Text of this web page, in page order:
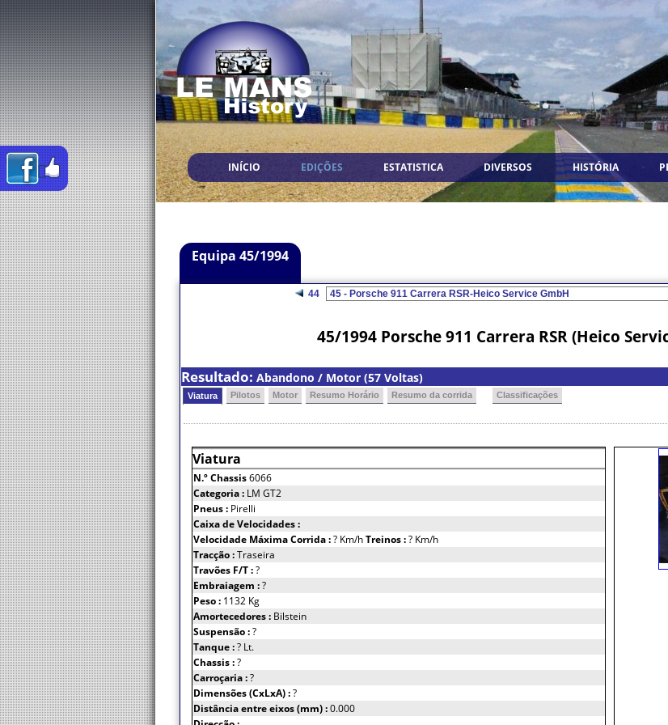
INÍCIO EDIÇÕES ESTATISTICA DIVERSOS HISTÓRIA
Equipa 45/1994
44
45/1994 Porsche 911 Carrera RSR (Heico
Resultado: Abandono / Motor (57 Voltas)
Viatura Pilotos Motor Resumo Horário Resumo da corrida Classificações
Viatura
N.º Chassis6066
Categoria : LM GT2
Pneus : Pirelli
Caixa de Velocidades :
Velocidade Máxima Corrida :? Km/hTreinos :? Km/h
Tracção :Traseira
Travões F/T :?
Embraiagem :?
Peso : 1132 Kg
Amortecedores : Bilstein
Suspensão :?
Tanque :? Lt.
Chassis :?
Carroçaria :?
Dimensões (CxLxA) :?
Distância entre eixos (mm) :0.000